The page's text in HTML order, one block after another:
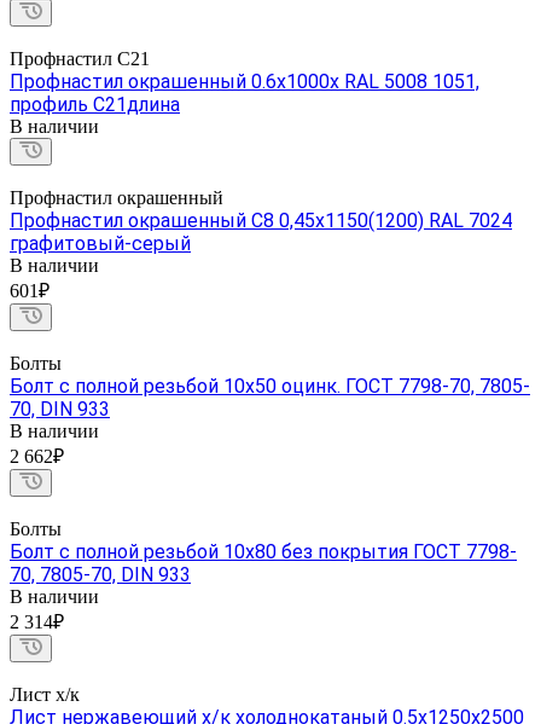
Профнастил С21
Профнастил окрашенный 0.6х1000х RAL 5008 1051,
профиль С21длина
В наличии
Профнастил окрашенный
Профнастил окрашенный С8 0,45х1150(1200) RAL 7024
графитовый-серый
В наличии
601₽
Болты
Болт с полной резьбой 10х50 оцинк. ГОСТ 7798-70, 7805-
70, DIN 933
В наличии
2 662₽
Болты
Болт с полной резьбой 10х80 без покрытия ГОСТ 7798-
70, 7805-70, DIN 933
В наличии
2 314₽
Лист х/к
Лист нержавеющий х/к холоднокатаный 0.5х1250х2500